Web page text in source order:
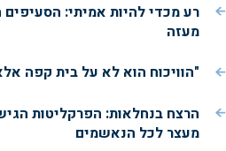
רע מכדי להיות אמיתי: הסעיפים
מעזה
"הוויכוח הוא לא על בית קפה
הרצח בנחלאות: הפרקליטות
מעצר לכל הנאשמים